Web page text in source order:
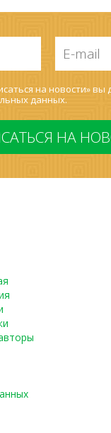
mail
*
на новости» вы
данных.